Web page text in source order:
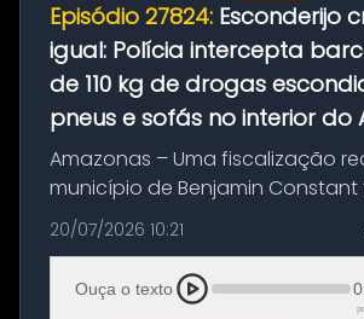
Episódio 27824: Esconderijo
igual: Polícia intercepta
de 110 kg de drogas
pneus e sofás no interior do
Amazonas – Uma fiscalização
município de Benjamin Constant
com a apreensão de
quilos de entorpecentes em uma
embarcação atracada no porto
materia...
20/07/2026 10:21
Ouça o texto